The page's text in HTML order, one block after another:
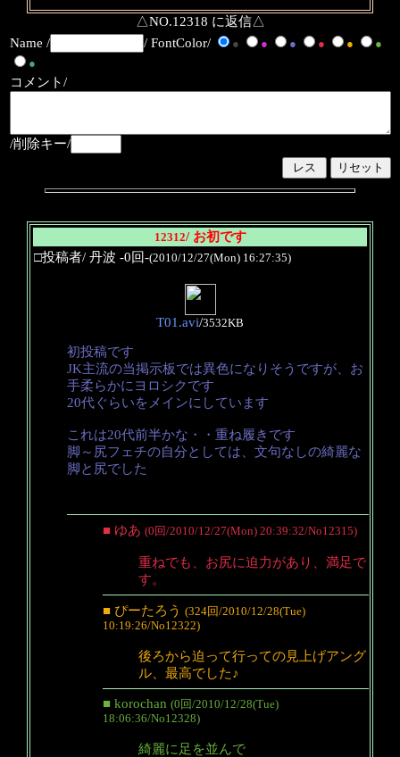
△NO.12318 に返信△
Name /
/ FontColor/ ● ● ● ● ●
●
●
コメント/
/削除キー/
12312/ お初です
□投稿者/ 丹波 -0回-(2010/12/27(Mon) 16:27:35)
T01.avi/3532KB
初投稿です
JK主流の当掲示板では異色になりそうですが、お
手柔らかにヨロシクです
20代ぐらいをメインにしています
これは20代前半かな・・重ね履きです
脚～尻フェチの自分としては、文句なしの綺麗な
脚と尻でした
■ ゆあ (0回/2010/12/27(Mon) 20:39:32/No12315)
重ねでも、お尻に迫力があり、満足で
す。
■ ぴーたろう (324回/2010/12/28(Tue)
10:19:26/No12322)
後ろから迫って行っての見上げアング
ル、最高でした♪
■ korochan (0回/2010/12/28(Tue)
18:06:36/No12328)
綺麗に足を並んで